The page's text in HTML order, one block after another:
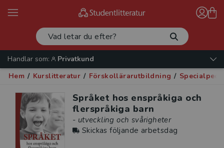
Handlar som:
Privatkund
Hem / Kurslitteratur / Förskollärarutbildning /
Språket hos enspråkiga och
flerspråkiga barn
- utveckling och svårigheter
Skickas följande arbetsdag